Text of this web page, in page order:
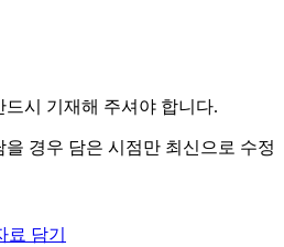
드시 기재해 주셔야 합니다.
경우 담은 시점만 최신으로 수정
담기